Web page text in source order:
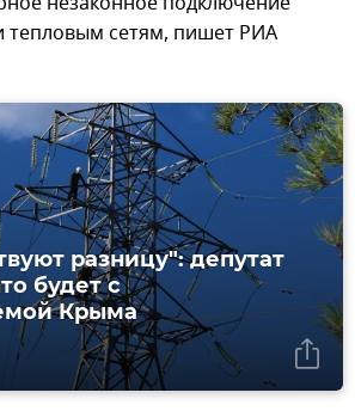
тепловым сетям, пишет РИА
разницу": депутат
будет с
Крыма